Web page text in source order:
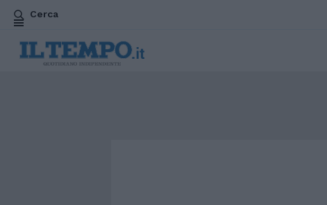
Cerca